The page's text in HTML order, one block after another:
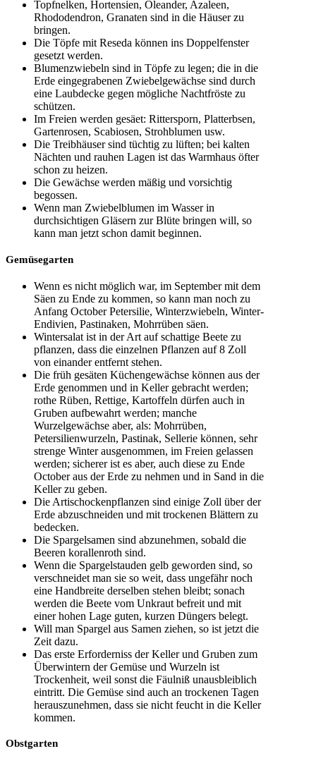
Topfnelken, Hortensien, Oleander, Azaleen,
Rhododendron, Granaten sind in die Häuser zu
bringen.
Die Töpfe mit Reseda können ins Doppelfenster
gesetzt werden.
Blumenzwiebeln sind in Töpfe zu legen; die in die
Erde eingegrabenen Zwiebelgewächse sind durch
eine Laubdecke gegen mögliche Nachtfröste zu
schützen.
Im Freien werden gesäet: Rittersporn, Platterbsen,
Gartenrosen, Scabiosen, Strohblumen usw.
Die Treibhäuser sind tüchtig zu lüften; bei kalten
Nächten und rauhen Lagen ist das Warmhaus öfter
schon zu heizen.
Die Gewächse werden mäßig und vorsichtig
begossen.
Wenn man Zwiebelblumen im Wasser in
durchsichtigen Gläsern zur Blüte bringen will, so
kann man jetzt schon damit beginnen.
Gemüsegarten
Wenn es nicht möglich war, im September mit dem
Säen zu Ende zu kommen, so kann man noch zu
Anfang October Petersilie, Winterzwiebeln, Winter-
Endivien, Pastinaken, Mohrrüben säen.
Wintersalat ist in der Art auf schattige Beete zu
pflanzen, dass die einzelnen Pflanzen auf 8 Zoll
von einander entfernt stehen.
Die früh gesäten Küchengewächse können aus der
Erde genommen und in Keller gebracht werden;
rothe Rüben, Rettige, Kartoffeln dürfen auch in
Gruben aufbewahrt werden; manche
Wurzelgewächse aber, als: Mohrrüben,
Petersilienwurzeln, Pastinak, Sellerie können, sehr
strenge Winter ausgenommen, im Freien gelassen
werden; sicherer ist es aber, auch diese zu Ende
October aus der Erde zu nehmen und in Sand in die
Keller zu geben.
Die Artischockenpflanzen sind einige Zoll über der
Erde abzuschneiden und mit trockenen Blättern zu
bedecken.
Die Spargelsamen sind abzunehmen, sobald die
Beeren korallenroth sind.
Wenn die Spargelstauden gelb geworden sind, so
verschneidet man sie so weit, dass ungefähr noch
eine Handbreite derselben stehen bleibt; sonach
werden die Beete vom Unkraut befreit und mit
einer hohen Lage guten, kurzen Düngers belegt.
Will man Spargel aus Samen ziehen, so ist jetzt die
Zeit dazu.
Das erste Erforderniss der Keller und Gruben zum
Überwintern der Gemüse und Wurzeln ist
Trockenheit, weil sonst die Fäulniß unausbleiblich
eintritt. Die Gemüse sind auch an trockenen Tagen
herauszunehmen, dass sie nicht feucht in die Keller
kommen.
Obstgarten